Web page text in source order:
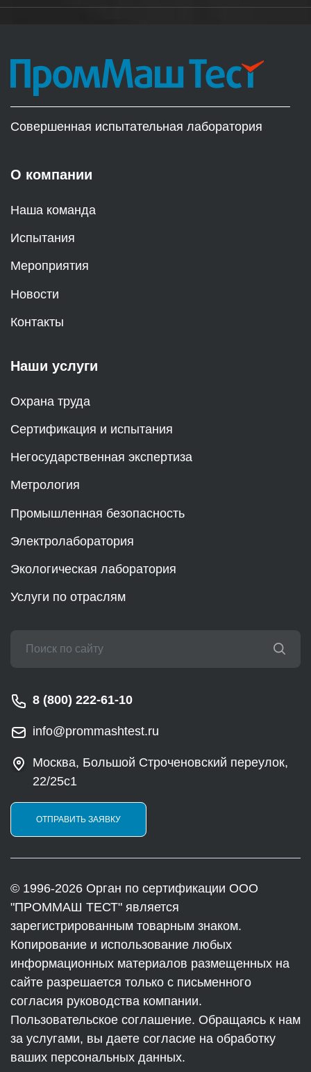
Совершенная испытательная лаборатория
О компании
Наша команда
Испытания
Мероприятия
Новости
Контакты
Наши услуги
Охрана труда
Сертификация и испытания
Негосударственная экспертиза
Метрология
Промышленная безопасность
Электролаборатория
Экологическая лаборатория
Услуги по отраслям
8 (800) 222-61-10
info@prommashtest.ru
Москва, Большой Строченовский переулок,
22/25с1
ОТПРАВИТЬ ЗАЯВКУ
© 1996-2026 Орган по сертификации ООО
"ПРОММАШ ТЕСТ" является
зарегистрированным товарным знаком.
Копирование и использование любых
информационных материалов размещенных на
сайте разрешается только с письменного
согласия руководства компании.
Пользовательское соглашение. Обращаясь к нам
за услугами, вы даете согласие на обработку
ваших персональных данных.